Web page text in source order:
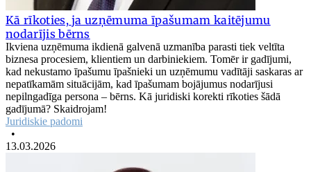
Kā rīkoties, ja uzņēmuma īpašumam kaitējumu
nodarījis bērns
Ikviena uzņēmuma ikdienā galvenā uzmanība parasti tiek veltīta
biznesa procesiem, klientiem un darbiniekiem. Tomēr ir gadījumi,
kad nekustamo īpašumu īpašnieki un uzņēmumu vadītāji saskaras ar
nepatīkamām situācijām, kad īpašumam bojājumus nodarījusi
nepilngadīga persona – bērns. Kā juridiski korekti rīkoties šādā
gadījumā? Skaidrojam!
Juridiskie padomi
•
13.03.2026